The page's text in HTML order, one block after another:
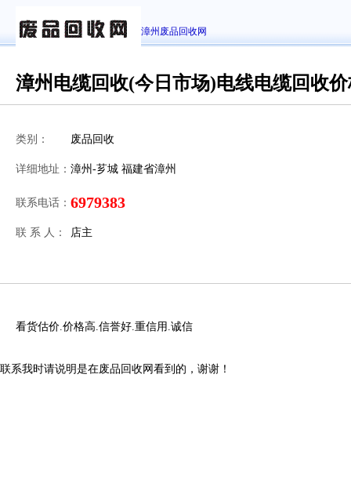
漳州废品回收网
漳州电缆回收(今日市场)电线电缆回收
类别： 废品回收
详细地址： 漳州-芗城 福建省漳州
联系电话： 6979383
联 系 人： 店主
看货估价.价格高.信誉好.重信用.诚信
联系我时请说明是在废品回收网看到的，谢谢！